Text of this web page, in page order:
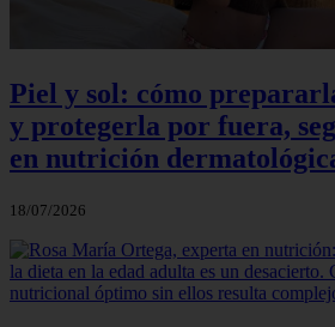
Piel y sol: cómo
y protegerla por fuera,
en nutrición
18/07/2026